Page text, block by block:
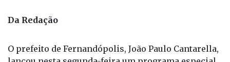
Foto: Divulgação / Fonte: PMF
Da Redação